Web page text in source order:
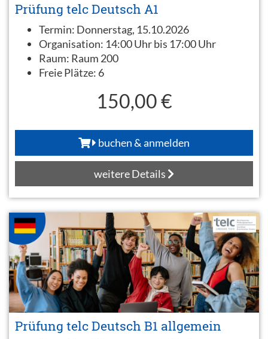
Prüfung telc Deutsch A1
Termin: Donnerstag, 15.10.2026
Organisation: 14:00 Uhr bis 17:00 Uhr
Raum: Raum 200
Freie Plätze: 6
150,00 €
buchen & anmelden
weitere Details
Prüfung telc Deutsch B1 allgemein